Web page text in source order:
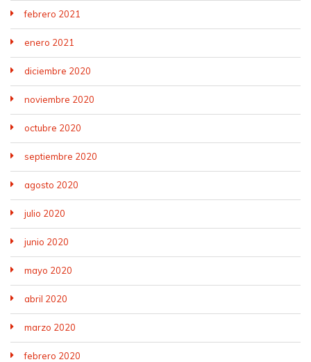
febrero 2021
enero 2021
diciembre 2020
noviembre 2020
octubre 2020
septiembre 2020
agosto 2020
julio 2020
junio 2020
mayo 2020
abril 2020
marzo 2020
febrero 2020